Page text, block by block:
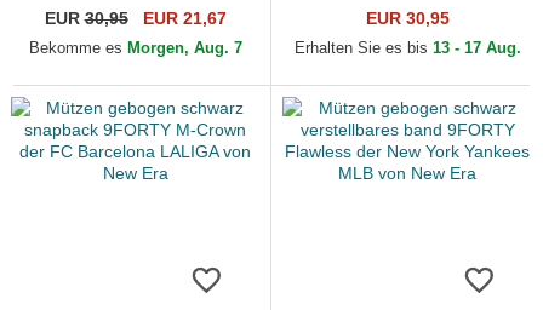
Diamond Era Essential der
New York Yankees...
EUR30,95 EUR 21,67
Bekomme es Morgen, Aug. 7
Diamond Era der New York
Yankees MLB von New Era
EUR 30,95
Erhalten Sie es bis 13 - 17 Aug.